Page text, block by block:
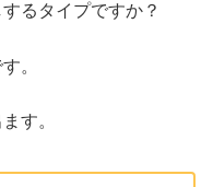
るタイプですか？
。
す。